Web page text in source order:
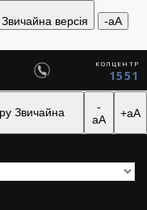
Звичайна версія
-aA
КОЛЦЕНТР
1551
Звичайна
-
aA
+aA